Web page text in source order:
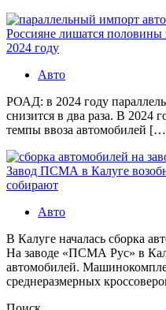
Россияне лишатся
2024 году
Авто
РОАД: в 2024 году
снизится в два раза. В 2024
темпы ввоза автомобилей
Завод ПСМА в Калуге
собирают
Авто
В Калуге началась сборка
На заводе «ПСМА Рус» в
автомобилей.
среднеразмерных